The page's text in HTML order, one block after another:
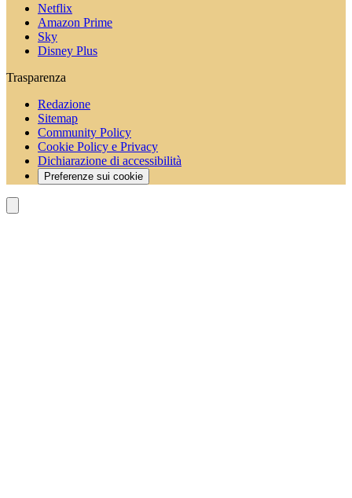
Netflix
Amazon Prime
Sky
Disney Plus
Trasparenza
Redazione
Sitemap
Community Policy
Cookie Policy e Privacy
Dichiarazione di accessibilità
Preferenze sui cookie